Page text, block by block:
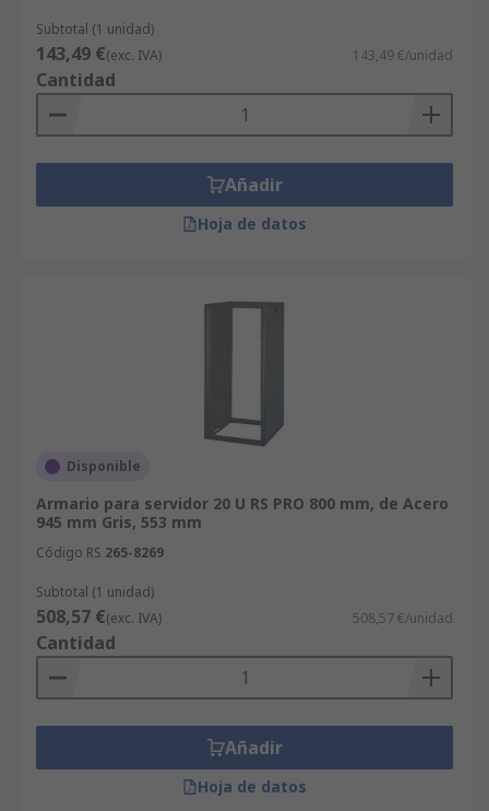
Subtotal (1 unidad)
143,49 €(exc. IVA) 143,49 €/unidad
Cantidad
Añadir
Hoja de datos
Disponible
Armario para servidor 20 U RS PRO 800 mm, de Acero
945 mm Gris, 553 mm
Código RS 265-8269
Subtotal (1 unidad)
508,57 €(exc. IVA) 508,57 €/unidad
Cantidad
Añadir
Hoja de datos